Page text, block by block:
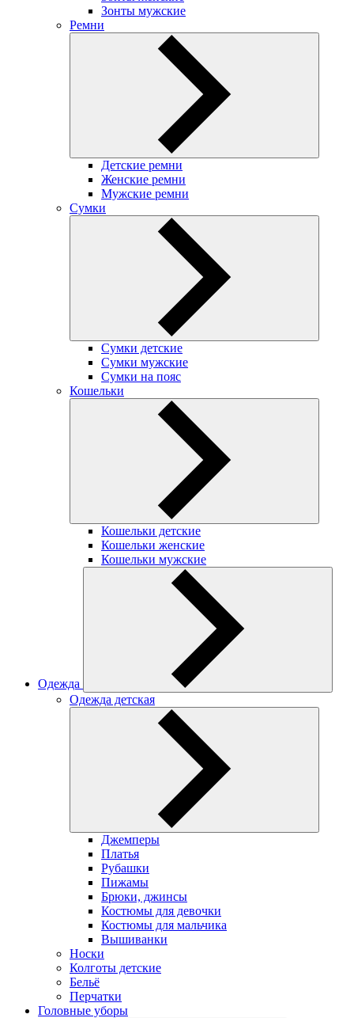
Зонты мужские
Ремни
Детские ремни
Женские ремни
Мужские ремни
Сумки
Сумки детские
Сумки мужские
Сумки на пояс
Кошельки
Кошельки детские
Кошельки женские
Кошельки мужские
Одежда
Одежда детская
Джемперы
Платья
Рубашки
Пижамы
Брюки, джинсы
Костюмы для девочки
Костюмы для мальчика
Вышиванки
Носки
Колготы детские
Бельё
Перчатки
Головные уборы